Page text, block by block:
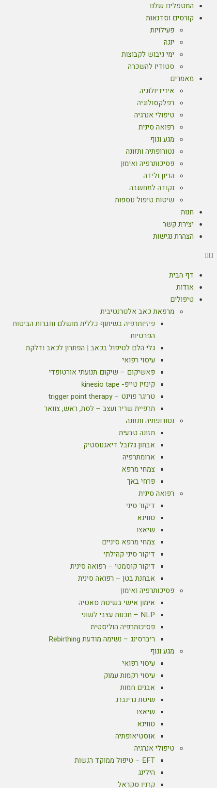
המטפלים שלנו
קורסים וסדנאות
פעילויות
יוגה
ימי גיבוש לקבוצות
סטודיו להשכרה
מאמרים
אירידיולוגיה
רפלקסולוגיה
טיפולי אנרגיה
רפואה סינית
מגע וגוף
נטורופתיה ותזונה
פסיכותרפיה ואימון
הריון ולידה
נקודה למחשבה
שיטות טיפול נוספות
חנות
יצירת קשר
הצהרת נגישות
דף הבית
אודות
טיפולים
מרפאת כאב אלטרנטיבית
פיזיותרפיה בשיתוף כללית מושלם וחברות הביטוח
הפרטיות
גלי הלם לטיפול בכאב | הפתרון לכאב ודלקת
עיסוי רפואי
פאשיקום – שיקום תנועתי אורטופדי
קינזיו טייפ- kinesio tape
טריגר פוינט – trigger point therapy
תרפיית שריר ועצב – לסת, ראש, צוואר
נטורופתיה ותזונה
תזונה טבעית
אבחון גלובל דיאגנוסטיק
ארומתרפיה
צמחי מרפא
פרחי באך
רפואה סינית
דיקור סיני
טווינא
שיאצו
צמחי מרפא סיניים
דיקור סיני קהילתי
דיקור קוסמטי – רפואה סינית
אבחנת בטן – רפואה סינית
פסיכותרפיה ואימון
אימון אישי בשיטת סאטיה
NLP – תכנות עצבי לשוני
פסיכותרפיה הוליסטית
ריברסינג – נשימה מודעת Rebirthing
מגע וגוף
עיסוי רפואי
עיסוי רקמות עמוק
אבנים חמות
שיטת גרינברג
שיאצו
טווינא
אוסטיאופתיה
טיפולי אנרגיה
EFT – טיפול ממוקד רגשות
הילינג
קרניו סקראל